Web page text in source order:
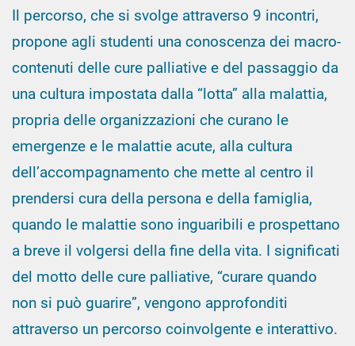
Il percorso, che si svolge attraverso 9 incontri,
propone agli studenti una conoscenza dei macro-
contenuti delle cure palliative e del passaggio da
una cultura impostata dalla “lotta” alla malattia,
propria delle organizzazioni che curano le
emergenze e le malattie acute, alla cultura
dell’accompagnamento che mette al centro il
prendersi cura della persona e della famiglia,
quando le malattie sono inguaribili e prospettano
a breve il volgersi della fine della vita. I significati
del motto delle cure palliative, “curare quando
non si può guarire”, vengono approfonditi
attraverso un percorso coinvolgente e interattivo.